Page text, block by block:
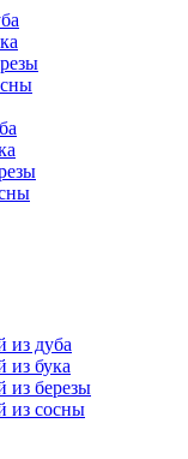
из дуба
из бука
из березы
из сосны